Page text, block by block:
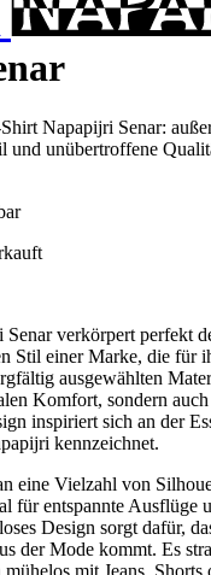
Napapijri Senar:
und unübertroffene
verkörpert perfekt
Stil einer Marke, die für
ausgewählten
Komfort, sondern
inspiriert sich an der
kennzeichnet.
eine Vielzahl von
für entspannte Ausflüge
Design sorgt dafür,
der Mode kommt. Es
mit Jeans, Shorts